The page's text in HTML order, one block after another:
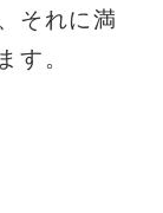
それに満
す。